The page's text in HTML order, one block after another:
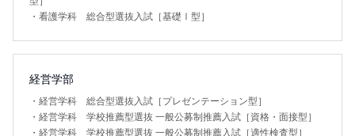
・ 看護学科 総合型選抜入試［基礎Ⅰ型］
経営学部
・ 経営学科 総合型選抜入試［プレゼンテーション型］
・ 経営学科 学校推薦型選抜 一般公募制推薦入試［資格・面接型］
・ 経営学科 学校推薦型選抜 一般公募制推薦入試［適性検査型］